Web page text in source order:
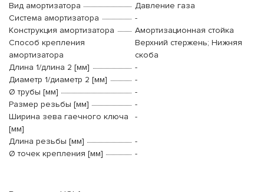
Вид амортизатора
Давление газа
Система амортизатора
-
Конструкция амортизатора
Амортизационная стойка
Способ крепления
амортизатора
Верхний стержень; Нижняя
скоба
Длина 1/длина 2 [мм]
-
Диаметр 1/диаметр 2 [мм]
-
Ø трубы [мм]
-
Размер резьбы [мм]
-
Ширина зева гаечного ключа
[мм]
-
Длина резьбы [мм]
-
Ø точек крепления [мм]
-